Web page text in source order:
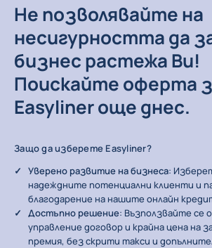
EasyLiner -
Не позволявайте на
несигурността да
бизнес растежа Ви!
Поискайте оферта
Easyliner още днес.
Защо да изберете Easyliner?
Уверено развитие на бизнеса:
надеждните потенциални клиенти и
благодарение на нашите онлайн
Достъпно решение: Възползвайте се
управление договор и крайна цена на
премия, без скрити такси и